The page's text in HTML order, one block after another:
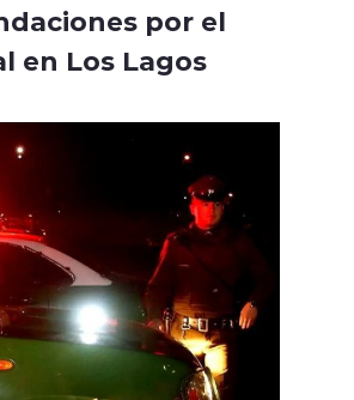
por el
en Los Lagos